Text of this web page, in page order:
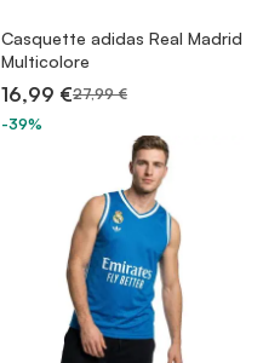
Casquette adidas Real Madrid
Multicolore
16,99 €27,99 €
-39%